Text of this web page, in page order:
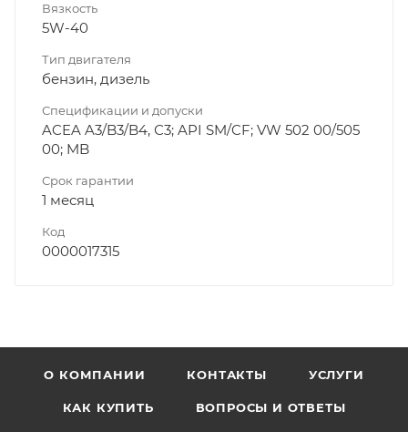
Вязкость
5W-40
Тип двигателя
бензин, дизель
Спецификации и допуски
ACEA A3/B3/B4, С3; API SM/CF; VW 502 00/505
00; MB
Срок гарантии
1 месяц
Код
0000017315
О КОМПАНИИ КОНТАКТЫ УСЛУГИ
КАК КУПИТЬ ВОПРОСЫ И ОТВЕТЫ